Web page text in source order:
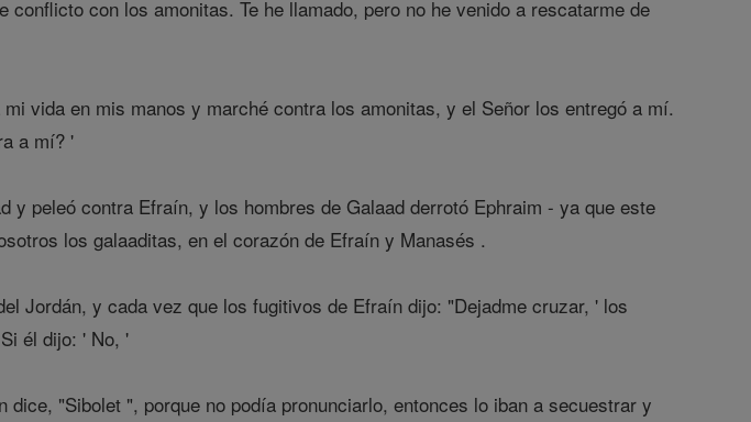
con los amonitas. Te he llamado, pero no he venido a rescatarme de
vida en mis manos y marché contra los amonitas, y el Señor los entregó a mí.
a mí? '
y peleó contra Efraín, y los hombres de Galaad derrotó Ephraim - ya que este
los galaaditas, en el corazón de Efraín y Manasés .
Jordán, y cada vez que los fugitivos de Efraín dijo: "Dejadme cruzar, ' los
él dijo: ' No, '
"Sibolet ", porque no podía pronunciarlo, entonces lo iban a secuestrar y